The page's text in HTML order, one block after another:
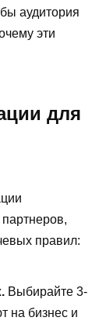
аудитория
эти
для
правил:
Выбирайте 3-
на бизнес и